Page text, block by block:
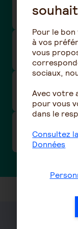
Comment
santé ?
prévoyance/
santé des
Pour le
à vos
vous
sociaux,
Avec votre
pour vous
dans le
Consultez
Données